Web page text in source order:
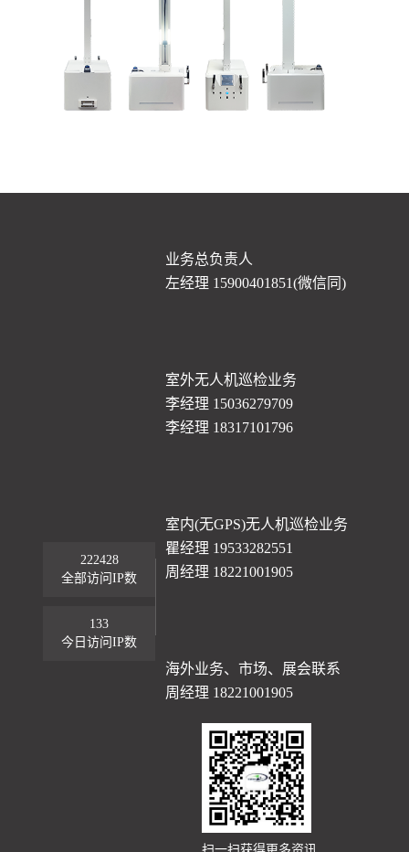
222428
全部访问IP数
133
今日访问IP数
业务总负责人
左经理 15900401851(微信同)
室外无人机巡检业务
李经理 15036279709
李经理 18317101796
室内(无GPS)无人机巡检业务
瞿经理 19533282551
周经理 18221001905
海外业务、市场、展会联系
周经理 18221001905